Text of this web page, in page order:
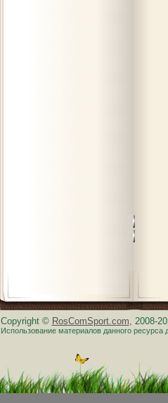
Copyright © RosComSport.com, 2008-
Использование материалов данного ресурса